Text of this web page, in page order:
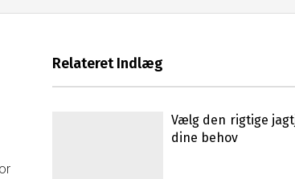
Relateret Indlæg
Vælg den rigtige
dine behov